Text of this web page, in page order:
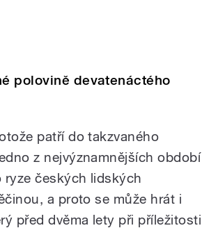
polovině devatenáctého
patří do takzvaného
z nejvýznamnějších období
ryze českých lidských
a proto se může hrát i
před dvěma lety při příležitosti